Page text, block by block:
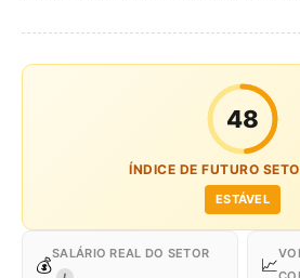
48
ÍNDICE DE FUTURO
ESTÁVEL
💰
SALÁRIO REAL DO SETOR
📈